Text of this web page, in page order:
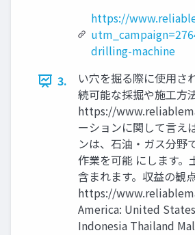
https://
drilling-machine
3.
い穴を掘る際に使用さ
続可能な採掘や施工方
https://
ーションに関して言え
ンは、石油・ガス分野
作業を可能 にします
含まれます。収益の観
https://
America: United
Indonesia Thailand